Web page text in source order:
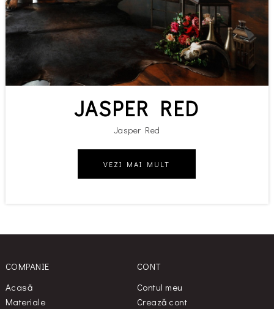
JASPER RED
Jasper Red
VEZI MAI MULT
COMPANIE
Acasă
Materiale
CONT
Contul meu
Crează cont